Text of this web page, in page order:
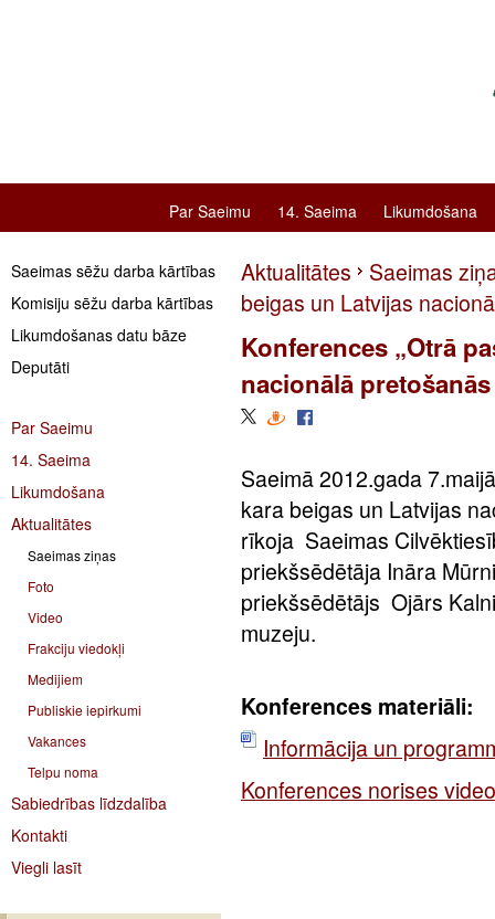
Par Saeimu 14. Saeima Likumdošana
Saeimas sēžu darba kārtības
Komisiju sēžu darba kārtības
Likumdošanas datu bāze
Deputāti
Par Saeimu
14. Saeima
Likumdošana
Aktualitātes
Saeimas ziņas
Foto
Video
Frakciju viedokļi
Medijiem
Publiskie iepirkumi
Vakances
Telpu noma
Sabiedrības līdzdalība
Kontakti
Viegli lasīt
Aktualitātes
Saeimas
beigas un Latvijas
Konferences „Otrā
nacionālā
Saeimā 2012.gada
kara beigas un Latvijas
rīkoja Saeimas
priekšsēdētāja Ināra
priekšsēdētājs Ojārs
muzeju.
Konferences materiāli:
Informācija un
Konferences norises